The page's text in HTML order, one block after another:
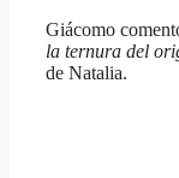
Giácomo
la ternura del
de Natalia.